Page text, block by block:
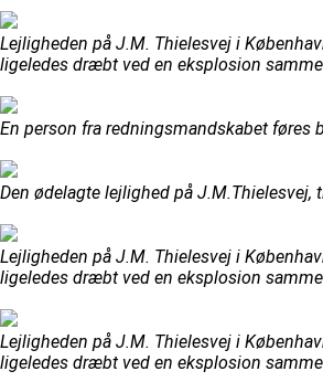
Lejligheden på J.M. Thielesvej i
ligeledes dræbt ved en eksplosion
En person fra redningsmandskabet
Den ødelagte lejlighed på
Lejligheden på J.M. Thielesvej i
ligeledes dræbt ved en eksplosion
Lejligheden på J.M. Thielesvej i
ligeledes dræbt ved en eksplosion